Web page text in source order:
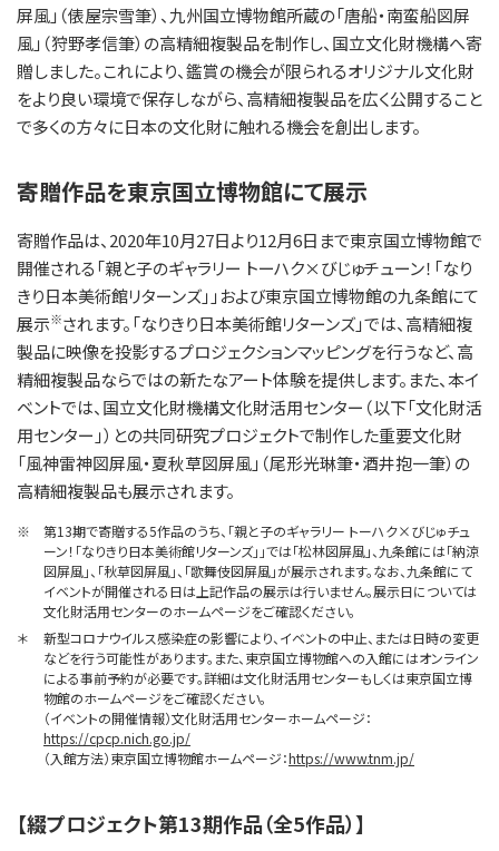
屏風」（俵屋宗雪筆）、九州国立博物館所蔵の「唐船・南蛮船図屏
風」（狩野孝信筆）の高精細複製品を制作し、国立文化財機構へ寄
贈しました。これにより、鑑賞の機会が限られるオリジナル文化財
をより良い環境で保存しながら、高精細複製品を広く公開すること
で多くの方々に日本の文化財に触れる機会を創出します。
寄贈作品を東京国立博物館にて展示
寄贈作品は、2020年10月27日より12月6日まで東京国立博物館で
開催される「親と子のギャラリー トーハク×びじゅチューン！「なり
きり日本美術館リターンズ」」および東京国立博物館の九条館にて
展示※されます。「なりきり日本美術館リターンズ」では、高精細複
製品に映像を投影するプロジェクションマッピングを行うなど、高
精細複製品ならではの新たなアート体験を提供します。また、本イ
ベントでは、国立文化財機構文化財活用センター（以下「文化財活
用センター」）との共同研究プロジェクトで制作した重要文化財
「風神雷神図屏風・夏秋草図屏風」（尾形光琳筆・酒井抱一筆）の
高精細複製品も展示されます。
※
第13期で寄贈する5作品のうち、「親と子のギャラリー トーハク×びじゅチュ
ーン！「なりきり日本美術館リターンズ」」では「松林図屏風」、九条館には「納涼
図屏風」、「秋草図屏風」、「歌舞伎図屏風」が展示されます。なお、九条館にて
イベントが開催される日は上記作品の展示は行いません。展示日については
文化財活用センターのホームページをご確認ください。
＊
新型コロナウイルス感染症の影響により、イベントの中止、または日時の変更
などを行う可能性があります。また、東京国立博物館への入館にはオンライン
による事前予約が必要です。詳細は文化財活用センターもしくは東京国立博
物館のホームページをご確認ください。
（イベントの開催情報）文化財活用センターホームページ：
https://cpcp.nich.go.jp/
（入館方法）東京国立博物館ホームページ：https://www.tnm.jp/
【綴プロジェクト第13期作品（全5作品）】